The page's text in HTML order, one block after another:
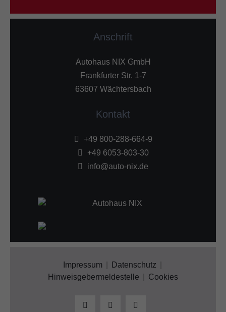
Anschrift
Autohaus NIX GmbH
Frankfurter Str. 1-7
63607 Wächtersbach
Kontakt
+49 800-288-664-9
+49 6053-803-30
info@auto-nix.de
Impressum
Datenschutz
Hinweisgebermeldestelle
Cookies